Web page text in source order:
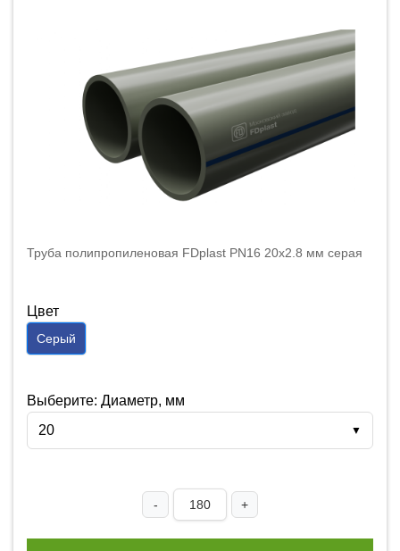
Труба полипропиленовая FDplast PN16 20x2.8 мм серая
Цвет
Серый
Выберите: Диаметр, мм
20
▼
- +